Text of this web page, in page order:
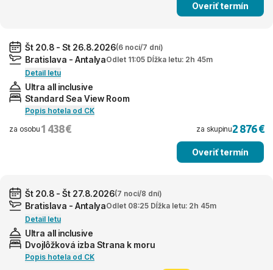
Overiť termín
Št 20.8 - St 26.8.2026(6 nocí/7 dní)
Bratislava - AntalyaOdlet 11:05 Dĺžka letu: 2h 45m
Detail letu
Ultra all inclusive
Standard Sea View Room
Popis hotela od CK
za osobu 1 438 € za skupinu2 876 €
Overiť termín
Št 20.8 - Št 27.8.2026(7 nocí/8 dní)
Bratislava - AntalyaOdlet 08:25 Dĺžka letu: 2h 45m
Detail letu
Ultra all inclusive
Dvojlôžková izba Strana k moru
Popis hotela od CK